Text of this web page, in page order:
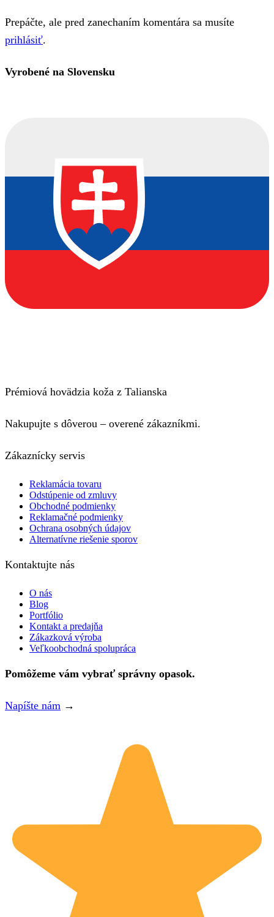
Prepáčte, ale pred zanechaním komentára sa musíte
prihlásiť.
Vyrobené na Slovensku
Prémiová hovädzia koža z Talianska
Nakupujte s dôverou – overené zákazníkmi.
Zákaznícky servis
Reklamácia tovaru
Odstúpenie od zmluvy
Obchodné podmienky
Reklamačné podmienky
Ochrana osobných údajov
Alternatívne riešenie sporov
Kontaktujte nás
O nás
Blog
Portfólio
Kontakt a predajňa
Zákazková výroba
Veľkoobchodná spolupráca
Pomôžeme vám vybrať správny opasok.
Napíšte nám →